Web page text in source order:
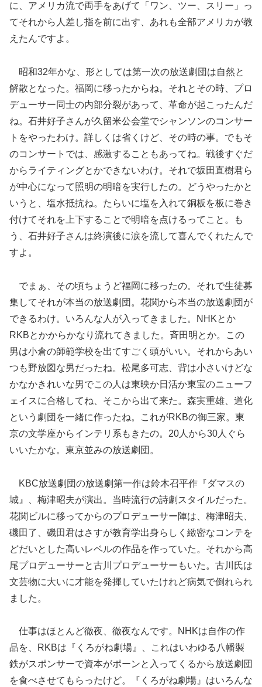
に、アメリカ流で両手をあげて「ワン、ツー、スリー」っ
てそれから人差し指を前に出す、あれも全部アメリカが教
えたんですよ。
昭和32年かな、形としては第一次の放送劇団は自然と
解散となった。福岡に移ったからね。それとその時、プロ
デューサー同士の内部分裂があって、革命が起こったんだ
ね。石井好子さんが久留米公会堂でシャンソンのコンサー
トをやったわけ。詳しくは省くけど、その時の事。でもそ
のコンサートでは、感激することもあってね。戦後すぐだ
からライティングとかできないわけ。それで坂田直樹君ら
が中心になって照明の明暗を実行したの。どうやったかと
いうと、塩水抵抗ね。たらいに塩を入れて銅板を板に巻き
付けてそれを上下することで明暗を点けるってこと。も
う、石井好子さんは終演後に涙を流して喜んでくれたんで
すよ。
でまぁ、その頃ちょうど福岡に移ったの。それで生徒募
集してそれが本当の放送劇団。花関から本当の放送劇団が
できるわけ。いろんな人が入ってきました。NHKとか
RKBとかからかなり流れてきました。斉田明とか。この
男は小倉の師範学校を出てすごく頭がいい。それからあい
つも野放図な男だったね。松尾多可志、背は小さいけどな
かなかきれいな男でこの人は東映か日活か東宝のニューフ
ェイスに合格してね、そこから出て来た。森実重雄、道化
という劇団を一緒に作ったね。これがRKBの御三家。東
京の文学座からインテリ系もきたの。20人から30人ぐら
いいたかな。東京並みの放送劇団。
KBC放送劇団の放送劇第一作は鈴木召平作『ダマスの
城』、梅津昭夫が演出。当時流行の詩劇スタイルだった。
花関ビルに移ってからのプロデューサー陣は、梅津昭夫、
磯田了、磯田君はさすが教育学出身らしく緻密なコンテを
どだいとした高いレベルの作品を作っていた。それから高
尾プロデューサーと古川プロデューサーもいた。古川氏は
文芸物に大いに才能を発揮していたけれど病気で倒れられ
ました。
仕事はほとんど徹夜、徹夜なんです。NHKは自作の作
品を、RKBは『くろがね劇場』、これはいわゆる八幡製
鉄がスポンサーで資本がポーンと入ってくるから放送劇団
を食べさせてもらったけど。『くろがね劇場』はいろんな